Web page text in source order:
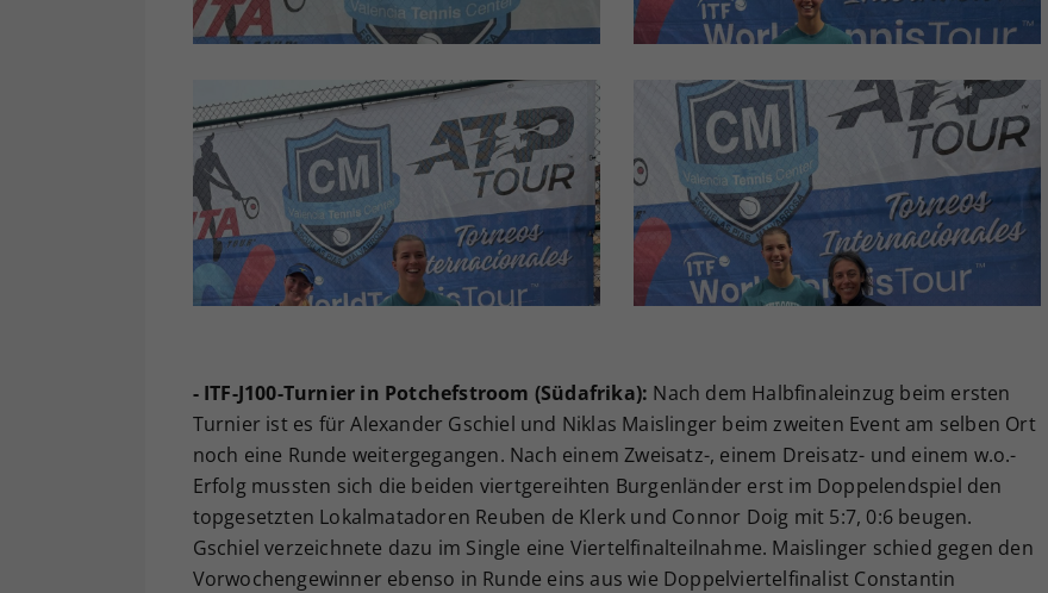
- ITF-J100-Turnier in Potchefstroom (Südafrika): Nach dem Halbfinaleinzug beim ersten
Turnier ist es für Alexander Gschiel und Niklas Maislinger beim zweiten Event am selben Ort
noch eine Runde weitergegangen. Nach einem Zweisatz-, einem Dreisatz- und einem w.o.-
Erfolg mussten sich die beiden viertgereihten Burgenländer erst im Doppelendspiel den
topgesetzten Lokalmatadoren Reuben de Klerk und Connor Doig mit 5:7, 0:6 beugen.
Gschiel verzeichnete dazu im Single eine Viertelfinalteilnahme. Maislinger schied gegen den
Vorwochengewinner ebenso in Runde eins aus wie Doppelviertelfinalist Constantin